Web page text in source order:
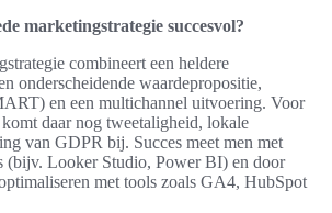
marketingstrategie succesvol?
combineert een heldere
onderscheidende waardepropositie,
en een multichannel uitvoering. Voor
daar nog tweetaligheid, lokale
van GDPR bij. Succes meet men met
(bijv. Looker Studio, Power BI) en door
met tools zoals GA4, HubSpot